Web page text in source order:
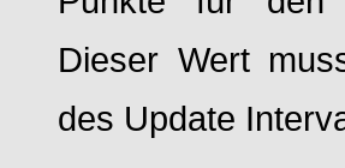
Dieser Wert
des Update